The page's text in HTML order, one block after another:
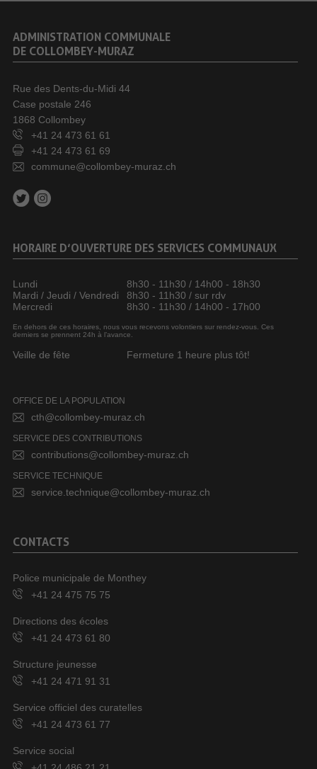
ADMINISTRATION COMMUNALE
DE COLLOMBEY-MURAZ
Rue des Dents-du-Midi 44
Case postale 246
1868 Collombey
+41 24 473 61 61
+41 24 473 61 69
commune@collombey-muraz.ch
HORAIRE D’OUVERTURE DES SERVICES COMMUNAUX
Lundi
8h30 - 11h30 / 14h00 - 18h30
Mardi / Jeudi / Vendredi
8h30 - 11h30 / sur rdv
Mercredi
8h30 - 11h30 / 14h00 - 17h00
En dehors de ces horaires, nous vous recevons volontiers sur rendez-vous. Ces
derniers se prennent 24h à l’avance.
Veille de fête Fermeture 1 heure plus tôt!
OFFICE DE LA POPULATION
cth@collombey-muraz.ch
SERVICE DES CONTRIBUTIONS
contributions@collombey-muraz.ch
SERVICE TECHNIQUE
service.technique@collombey-muraz.ch
CONTACTS
Police municipale de Monthey
+41 24 475 75 75
Directions des écoles
+41 24 473 61 80
Structure jeunesse
+41 24 471 91 31
Service officiel des curatelles
+41 24 473 61 77
Service social